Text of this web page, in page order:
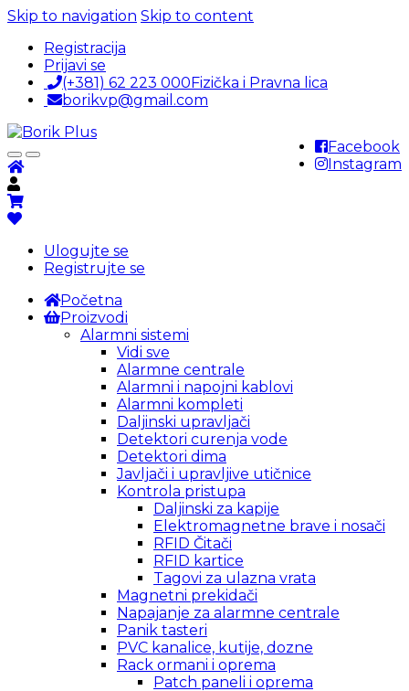
Skip to navigation Skip to content
Registracija
Prijavi se
(+381) 62 223 000Fizička i Pravna lica
borikvp@gmail.com
Facebook
Instagram
Ulogujte se
Registrujte se
Početna
Proizvodi
Alarmni sistemi
Vidi sve
Alarmne centrale
Alarmni i napojni kablovi
Alarmni kompleti
Daljinski upravljači
Detektori curenja vode
Detektori dima
Javljači i upravljive utičnice
Kontrola pristupa
Daljinski za kapije
Elektromagnetne brave i nosači
RFID Čitači
RFID kartice
Tagovi za ulazna vrata
Magnetni prekidači
Napajanje za alarmne centrale
Panik tasteri
PVC kanalice, kutije, dozne
Rack ormani i oprema
Patch paneli i oprema